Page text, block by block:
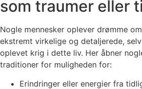
som traumer eller
Nogle mennesker oplever drømme
ekstremt virkelige og detaljerede,
oplevet krig i dette liv. Her åbner
traditioner for muligheden for:
Erindringer eller energier fra